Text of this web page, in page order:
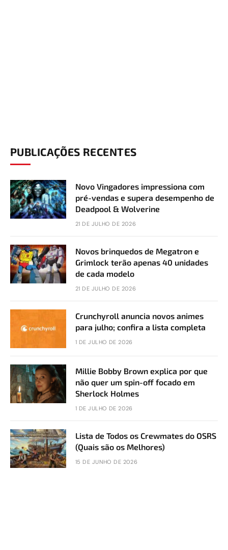
PUBLICAÇÕES RECENTES
Novo Vingadores impressiona com
pré-vendas e supera desempenho de
Deadpool & Wolverine
21 DE JULHO DE 2026
Novos brinquedos de Megatron e
Grimlock terão apenas 40 unidades
de cada modelo
21 DE JULHO DE 2026
Crunchyroll anuncia novos animes
para julho; confira a lista completa
1 DE JULHO DE 2026
Millie Bobby Brown explica por que
não quer um spin-off focado em
Sherlock Holmes
1 DE JULHO DE 2026
Lista de Todos os Crewmates do OSRS
(Quais são os Melhores)
15 DE JUNHO DE 2026